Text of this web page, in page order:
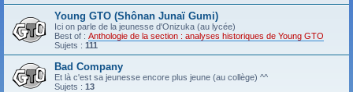
Young GTO (Shônan Junaï Gumi)
Ici on parle de la jeunesse d'Onizuka (au lycée)
Best of : Anthologie de la section : analyses historiques de Young GTO
Sujets : 111
Bad Company
Et là c'est sa jeunesse encore plus jeune (au collège) ^^
Sujets : 13